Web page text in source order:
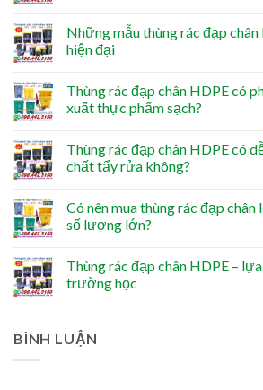
Những mẫu thùng rác đạp
hiện đại
Thùng rác đạp chân HDPE có
xuất thực phẩm sạch?
Thùng rác đạp chân HDPE có
chất tẩy rửa không?
Có nên mua thùng rác đạp
số lượng lớn?
Thùng rác đạp chân HDPE –
trường học
BÌNH LUẬN